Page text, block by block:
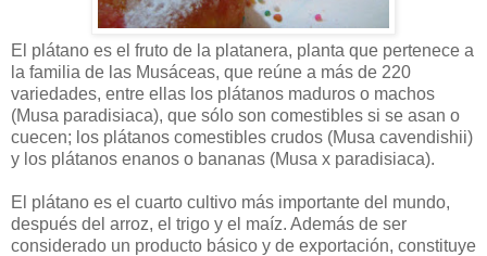
El plátano es el fruto de la platanera, planta que pertenece a
la familia de las Musáceas, que reúne a más de 220
variedades, entre ellas los plátanos maduros o machos
(Musa paradisiaca), que sólo son comestibles si se asan o
cuecen; los plátanos comestibles crudos (Musa cavendishii)
y los plátanos enanos o bananas (Musa x paradisiaca).
El plátano es el cuarto cultivo más importante del mundo,
después del arroz, el trigo y el maíz. Además de ser
considerado un producto básico y de exportación, constituye